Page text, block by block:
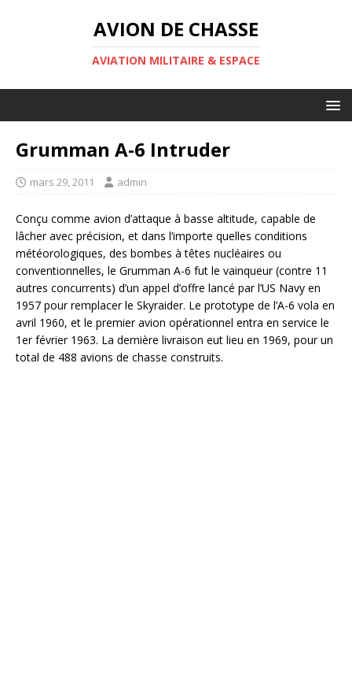
AVION DE CHASSE
AVIATION MILITAIRE & ESPACE
Grumman A-6 Intruder
mars 29, 2011 admin
Conçu comme avion d’attaque à basse altitude, capable de
lâcher avec précision, et dans l’importe quelles conditions
météorologiques, des bombes à têtes nucléaires ou
conventionnelles, le Grumman A-6 fut le vainqueur (contre 11
autres concurrents) d’un appel d’offre lancé par l’US Navy en
1957 pour remplacer le Skyraider. Le prototype de l’A-6 vola en
avril 1960, et le premier avion opérationnel entra en service le
1er février 1963. La dernière livraison eut lieu en 1969, pour un
total de 488 avions de chasse construits.